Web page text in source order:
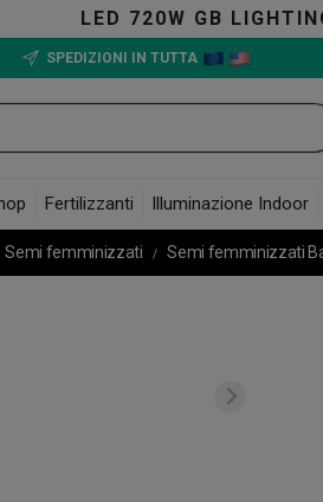
LED 720W GB
SPEDIZIONI IN TUTTA
Fertilizzanti Illuminazione Indoor
Semi femminizzati Semi femminizzati